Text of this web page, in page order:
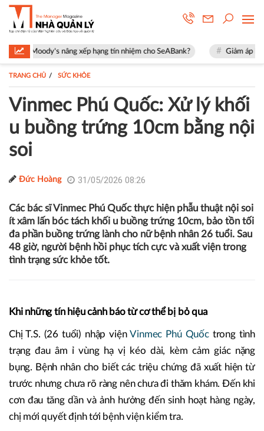
nâng xếp hạng tín nhiệm cho SeABank? Giảm áp lực những năm
TRANG CHỦ SỨC KHỎE
Vinmec Phú Quốc: Xử lý khối
u buồng trứng 10cm bằng nội
soi
Đức Hoàng 31/05/2026 08:26
Các bác sĩ Vinmec Phú Quốc thực hiện phẫu thuật nội soi
ít xâm lấn bóc tách khối u buồng trứng 10cm, bảo tồn tối
đa phần buồng trứng lành cho nữ bệnh nhân 26 tuổi. Sau
48 giờ, người bệnh hồi phục tích cực và xuất viện trong
tình trạng sức khỏe tốt.
Khi những tín hiệu cảnh báo từ cơ thể bị bỏ qua
Chị T.S. (26 tuổi) nhập việnVinmec Phú Quốctrong tình
trạng đau âm ỉ vùng hạ vị kéo dài, kèm cảm giác nặng
bụng. Bệnh nhân cho biết các triệu chứng đã xuất hiện từ
trước nhưng chưa rõ ràng nên chưa đi thăm khám. Đến khi
cơn đau tăng dần và ảnh hưởng đến sinh hoạt hàng ngày,
chị mới quyết định tới bệnh viện kiểm tra.